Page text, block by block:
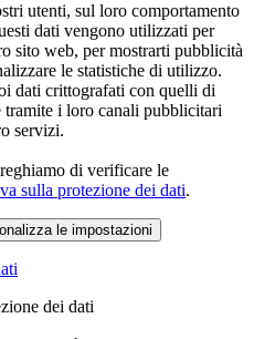
utenti, sul loro comportamento
dati vengono utilizzati per
sito web, per mostrarti pubblicità
le statistiche di utilizzo.
dati crittografati con quelli di
i loro canali pubblicitari
servizi.
di verificare le
sulla protezione dei dati.
le impostazioni
dei dati